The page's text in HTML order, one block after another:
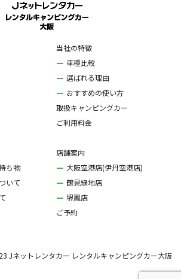
当社の特徴
車種比較
選ばれる理由
おすすめの使い方
取扱キャンピングカー
ご利用料金
ち物
いて
店舗案内
大阪空港店(伊丹空港店)
鶴見緑地店
堺鳳店
ご予約
Jネットレンタカー レンタルキャンピングカー大阪